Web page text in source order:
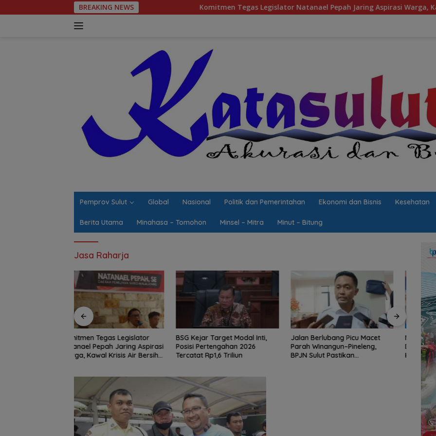
ke
BREAKING NEWS Komitmen Tegas Legislator Natanael Pepah Jaring Aspirasi Warga, Kawal Krisis Air
Pemprov Sulut Global Nasional Politik dan Pemerintahan Ekonomi dan Bisnis Kesehatan
Berita Utama Minahasa – Tomohon Minsel – Mitra Minut – Bitung
Jasa Raharja
BSG Kejar Target Modal Inti,
Posisi Pertengahan 2026
Tercatat Rp1,6 Triliun
Jalan Berlubang Picu Macet
Parah Winangun–Pineleng,
BPJN Sulut Pastikan
Mengawal Hak Rakyat dari
Desa Tincep: Komitmen Nyata
Ketua Komisi I DPRD Sulut